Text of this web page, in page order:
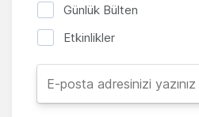
Günlük Bülten
Etkinlikler